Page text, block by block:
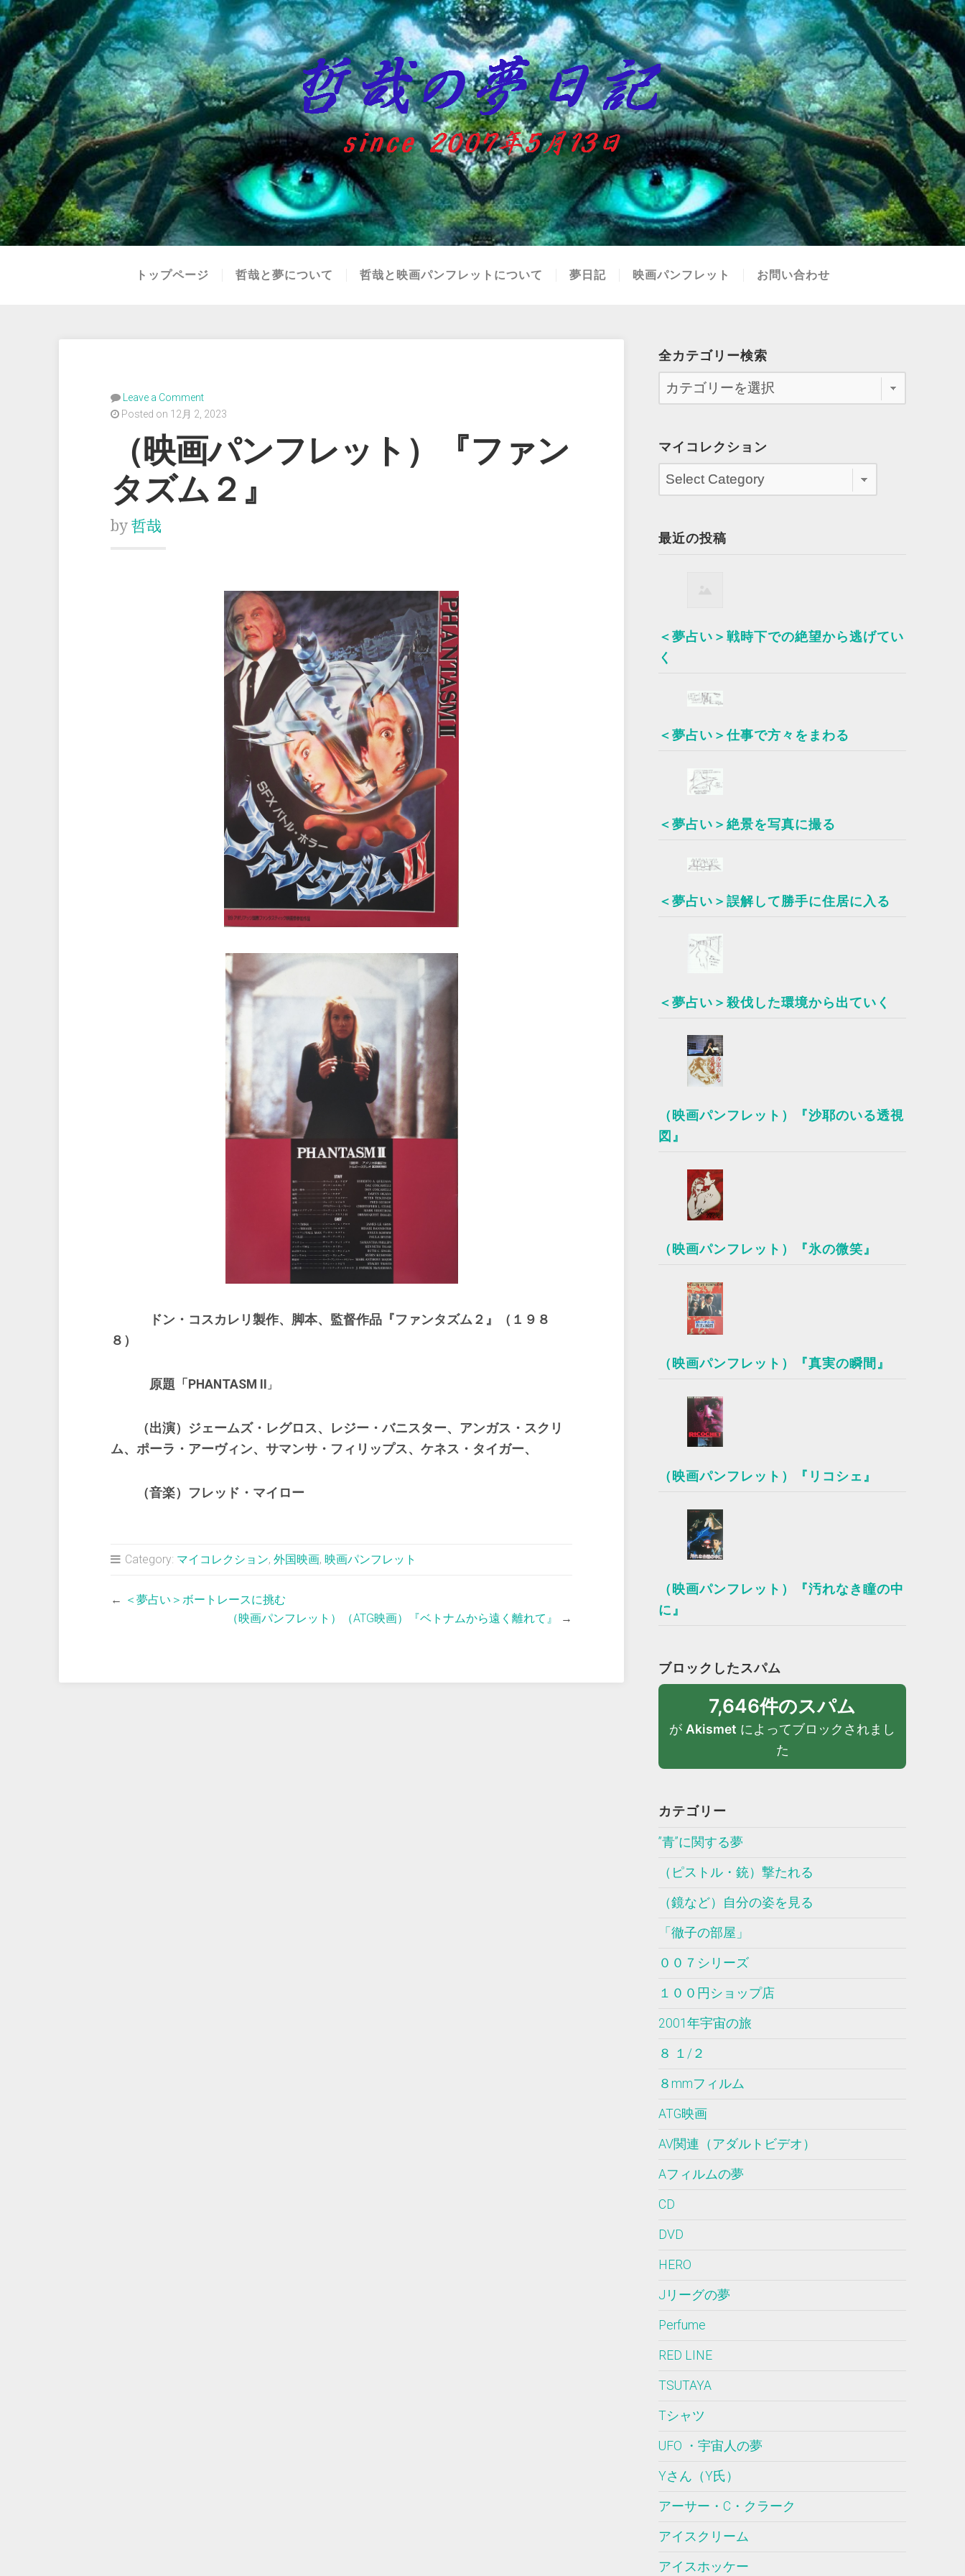
トップページ 哲哉と夢について 哲哉と映画パンフレットについて 夢日記 映画パンフレット お問い合わせ
Leave a Comment
Posted on 12月 2, 2023
（映画パンフレット）『ファン
タズム２』
by 哲哉
ドン・コスカレリ製作、脚本、監督作品『ファンタズム２』（１９８
８）
原題「PHANTASM II 」
（出演）ジェームズ・レグロス、レジー・バニスター、アンガス・スクリ
ム、ポーラ・アーヴィン、サマンサ・フィリップス、ケネス・タイガー、
（音楽）フレッド・マイロー
Category: マイコレクション, 外国映画, 映画パンフレット
← ＜夢占い＞ボートレースに挑む
（映画パンフレット）（ATG映画）『ベトナムから遠く離れて』
→
全カテゴリー検索
マイコレクション
最近の投稿
＜夢占い＞戦時下での絶望から逃げてい
く
＜夢占い＞仕事で方々をまわる
＜夢占い＞絶景を写真に撮る
＜夢占い＞誤解して勝手に住居に入る
＜夢占い＞殺伐した環境から出ていく
（映画パンフレット）『沙耶のいる透視
図』
（映画パンフレット）『氷の微笑』
（映画パンフレット）『真実の瞬間』
（映画パンフレット）『リコシェ』
（映画パンフレット）『汚れなき瞳の中
に』
ブロックしたスパム
7,646件のスパム
が Akismet によってブロックされまし
た
カテゴリー
”青”に関する夢
（ピストル・銃）撃たれる
（鏡など）自分の姿を見る
「徹子の部屋」
００７シリーズ
１００円ショップ店
2001年宇宙の旅
８ １/２
８mmフィルム
ATG映画
AV関連（アダルトビデオ）
Aフィルムの夢
CD
DVD
HERO
Jリーグの夢
Perfume
RED LINE
TSUTAYA
Tシャツ
UFO ・宇宙人の夢
Yさん（Y氏）
アーサー・C・クラーク
アイスクリーム
アイスホッケー